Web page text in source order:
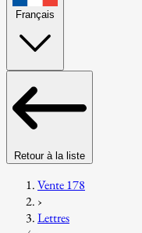
Français
Retour à la liste
Vente 178
›
Lettres